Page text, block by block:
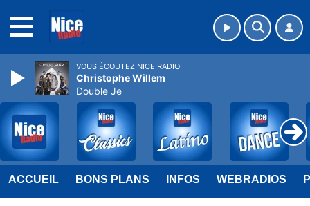
ACCUEIL BONS PLANS INFOS WEBRADIOS
VOUS ÉCOUTEZ NICE RADIO
Christophe Willem
Double Je